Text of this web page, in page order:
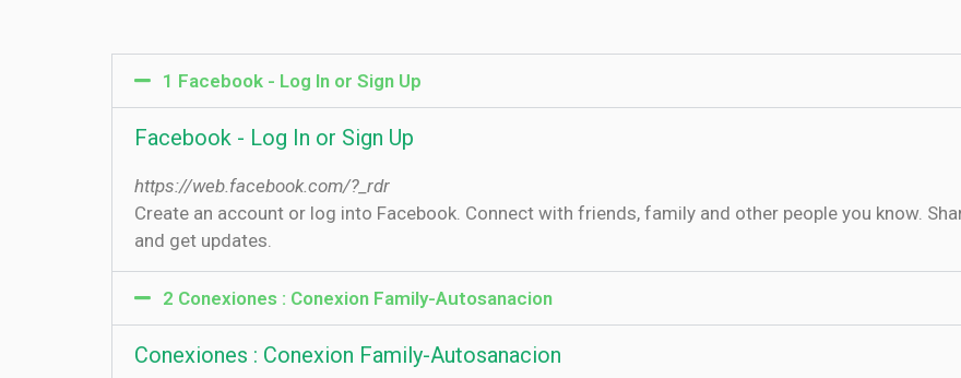
1 Facebook - Log In or Sign Up
Facebook - Log In or Sign Up
https://web.facebook.com/?_rdr
Create an account or log into Facebook. Connect with friends, family and other people you know.
and get updates.
2 Conexiones : Conexion Family-Autosanacion
Conexiones : Conexion Family-Autosanacion